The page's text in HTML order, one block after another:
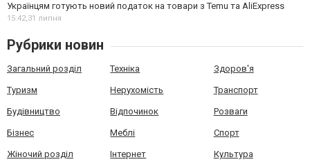
Українцям готують новий податок на товари з Temu та AliExpress
15:42,31 липня
Рубрики новин
Загальний розділ Техніка Здоров'я
Туризм Нерухомість Транспорт
Будівництво Відпочинок Розваги
Бізнес Меблі Спорт
Жіночий розділ Інтернет Культура